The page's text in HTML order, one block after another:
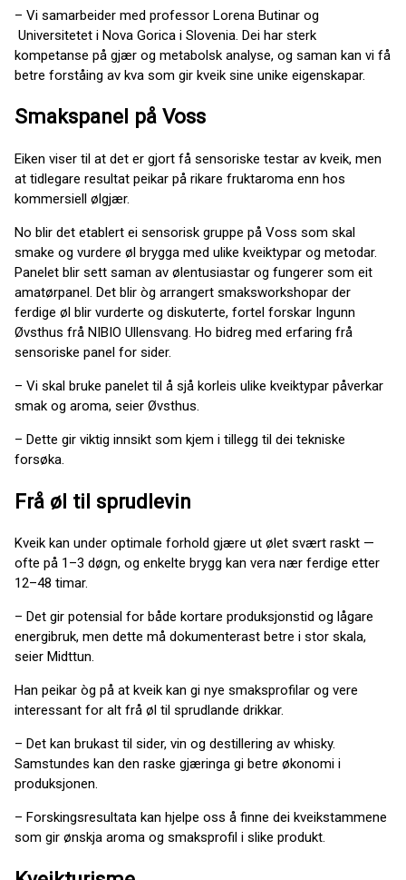
– Vi samarbeider med professor Lorena Butinar og
Universitetet i Nova Gorica i Slovenia. Dei har sterk
kompetanse på gjær og metabolsk analyse, og saman kan vi få
betre forståing av kva som gir kveik sine unike eigenskapar.
Smakspanel på Voss
Eiken viser til at det er gjort få sensoriske testar av kveik, men
at tidlegare resultat peikar på rikare fruktaroma enn hos
kommersiell ølgjær.
No blir det etablert ei sensorisk gruppe på Voss som skal
smake og vurdere øl brygga med ulike kveiktypar og metodar.
Panelet blir sett saman av ølentusiastar og fungerer som eit
amatørpanel. Det blir òg arrangert smaksworkshopar der
ferdige øl blir vurderte og diskuterte, fortel forskar Ingunn
Øvsthus frå NIBIO Ullensvang. Ho bidreg med erfaring frå
sensoriske panel for sider.
– Vi skal bruke panelet til å sjå korleis ulike kveiktypar påverkar
smak og aroma, seier Øvsthus.
– Dette gir viktig innsikt som kjem i tillegg til dei tekniske
forsøka.
Frå øl til sprudlevin
Kveik kan under optimale forhold gjære ut ølet svært raskt —
ofte på 1–3 døgn, og enkelte brygg kan vera nær ferdige etter
12–48 timar.
– Det gir potensial for både kortare produksjonstid og lågare
energibruk, men dette må dokumenterast betre i stor skala,
seier Midttun.
Han peikar òg på at kveik kan gi nye smaksprofilar og vere
interessant for alt frå øl til sprudlande drikkar.
– Det kan brukast til sider, vin og destillering av whisky.
Samstundes kan den raske gjæringa gi betre økonomi i
produksjonen.
– Forskingsresultata kan hjelpe oss å finne dei kveikstammene
som gir ønskja aroma og smaksprofil i slike produkt.